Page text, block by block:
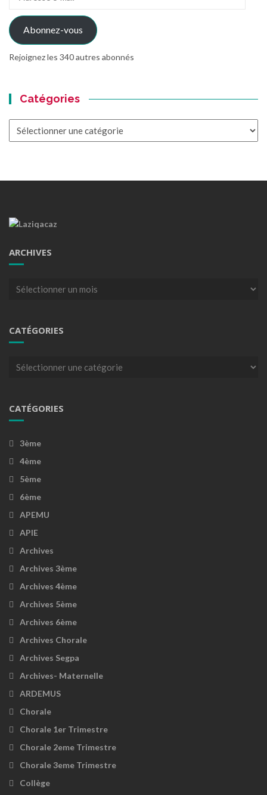
mail
Abonnez-vous
Rejoignez les 340 autres abonnés
Catégories
ARCHIVES
Archives
CATÉGORIES
Catégories
CATÉGORIES
3ème
4ème
5ème
6ème
APEMU
APIE
Archives
Archives 3ème
Archives 4ème
Archives 5ème
Archives 6ème
Archives Chorale
Archives Segpa
Archives- Maternelle
ARDEMUS
Chorale
Chorale 1er Trimestre
Chorale 2eme Trimestre
Chorale 3eme Trimestre
Collège